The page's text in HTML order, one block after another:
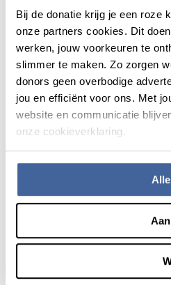
Bij de donatie krijg je een roze
onze partners cookies. Dit
werken, jouw voorkeuren te
slimmer te maken. Zo zorgen
donors geen overbodige
jou en efficiënt voor ons. Met
website en communicatie
onze cookieverklaring.
Ms Florine van Milligen PhD
Ef.vanmilligen@sanquin.nl
Independent
scientific
Prof Sjaak Neefjes PhD, Leiden
Ej.j.c.neefjes@lumc.nl
Algemene informatie
Wil je samen